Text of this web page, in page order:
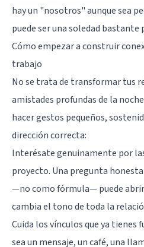
hay un "nosotros" aunque sea
puede ser una soledad bastante
Cómo empezar a construir
trabajo
No se trata de transformar tus
amistades profundas de la
hacer gestos pequeños,
dirección correcta:
Interésate genuinamente por
proyecto. Una pregunta
—no como fórmula— puede abrir
cambia el tono de toda la
Cuida los vínculos que ya tienes
sea un mensaje, un café, una